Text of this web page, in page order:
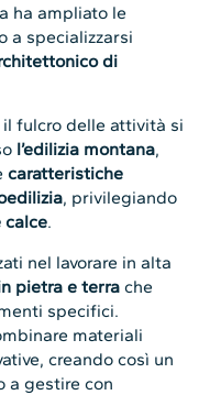
ha ampliato le
a specializzarsi
di
fulcro delle attività si
l’edilizia montana,
caratteristiche
, privilegiando
calce.
nel lavorare in alta
pietra e terra che
specifici.
materiali
creando così un
a gestire con